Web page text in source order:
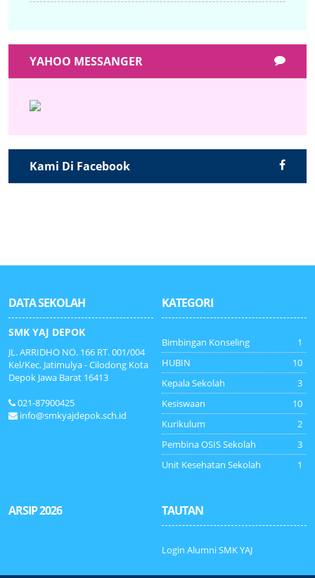
YAHOO MESSANGER
Kami Di Facebook
DATA SEKOLAH
SMK YAJ DEPOK
JL. ARRIDHO NO. 166 RT. 001/004
Kel/Kec. Jatimulya - Cilodong Kota
Depok Jawa Barat 16413
021-87900425
info@smkyajdepok.sch.id
KATEGORI
Bimbingan Konseling
1
HUBIN
10
Kepala Sekolah
3
Kesiswaan
10
Kurikulum
2
Pembina OSIS Sekolah
3
Unit Kesehatan Sekolah
1
ARSIP 2026 TAUTAN
Login Alumni SMK YAJ